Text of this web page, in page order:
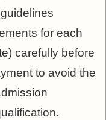
for each
carefully before
to avoid the